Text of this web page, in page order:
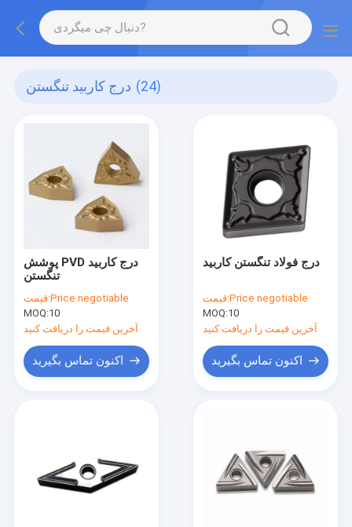
درج کاربید تنگستن (24)
پوشش PVD درج کاربید
تنگستن
قیمت:Price negotiable
MOQ:10
آخرین قیمت را دریافت کنید
اکنون تماس بگیرید
درج فولاد تنگستن کاربید
قیمت:Price negotiable
MOQ:10
آخرین قیمت را دریافت کنید
اکنون تماس بگیرید